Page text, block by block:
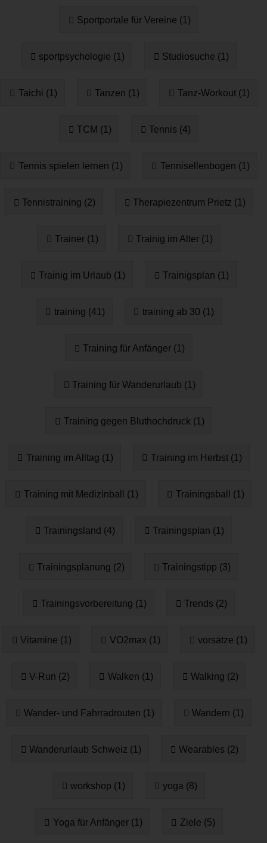
Sportportale für Vereine (1)
sportpsychologie (1) Studiosuche (1)
Taichi (1) Tanzen (1) Tanz-Workout (1)
TCM (1) Tennis (4)
Tennis spielen lernen (1) Tennisellenbogen (1)
Tennistraining (2) Therapiezentrum Prietz (1)
Trainer (1) Trainig im Alter (1)
Trainig im Urlaub (1) Trainigsplan (1)
training (41) training ab 30 (1)
Training für Anfänger (1)
Training für Wanderurlaub (1)
Training gegen Bluthochdruck (1)
Training im Alltag (1) Training im Herbst (1)
Training mit Medizinball (1) Trainingsball (1)
Trainingsland (4) Trainingsplan (1)
Trainingsplanung (2) Trainingstipp (3)
Trainingsvorbereitung (1) Trends (2)
Vitamine (1) VO2max (1) vorsätze (1)
V-Run (2) Walken (1) Walking (2)
Wander- und Fahrradrouten (1) Wandern (1)
Wanderurlaub Schweiz (1) Wearables (2)
workshop (1) yoga (8)
Yoga für Anfänger (1) Ziele (5)